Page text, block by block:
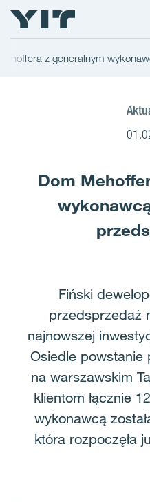
z generalnym
Dom
Fiński
przedsprzedaż
najnowszej
Osiedle powstanie
na warszawskim
klientom łącznie
wykonawcą
która rozpoczęła